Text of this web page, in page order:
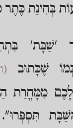
בְּחִינַת כֶּתֶר
'שַׁבָּת'
שֶׁכָּתוּב
מִמָּחֳרַת